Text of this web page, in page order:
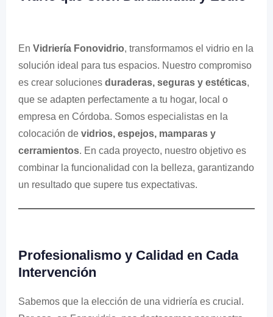
En Vidriería Fonovidrio, transformamos el vidrio en la
solución ideal para tus espacios. Nuestro compromiso
es crear soluciones duraderas, seguras y estéticas,
que se adapten perfectamente a tu hogar, local o
empresa en Córdoba. Somos especialistas en la
colocación de vidrios, espejos, mamparas y
cerramientos. En cada proyecto, nuestro objetivo es
combinar la funcionalidad con la belleza, garantizando
un resultado que supere tus expectativas.
Profesionalismo y Calidad en Cada
Intervención
Sabemos que la elección de una vidriería es crucial.